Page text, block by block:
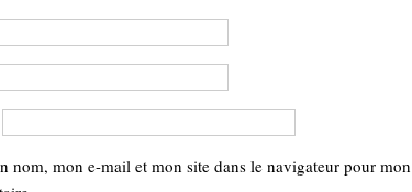
nom, mon e-mail et mon site dans le navigateur pour mon